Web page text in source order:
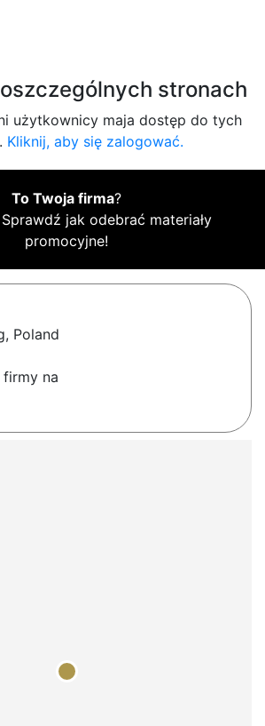
stronach
użytkownicy maja dostęp do tych
Kliknij, aby się zalogować.
To Twoja firma?
Sprawdź jak odebrać materiały
promocyjne!
Poland
na